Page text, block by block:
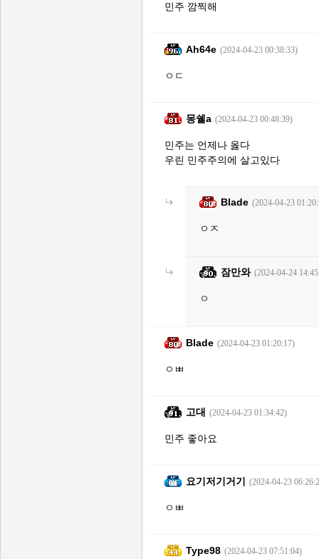
민주 깜찍해
Ah64e (2024-04-23 00:38:33)
ㅇㄷ
몽쉘a (2024-04-23 00:48:39)
민주는 언제나 옳다
우린 민주주의에 살고있다
Blade (2024-04-23
ㅇㅈ
잠만와 (2024-04-24
ㅇ
Blade (2024-04-23 01:20:17)
ㅇㅃ
고대 (2024-04-23 01:34:42)
민주 좋아요
요기저기거기 (2024-04-23
ㅇㅃ
Type98 (2024-04-23 07:51:04)